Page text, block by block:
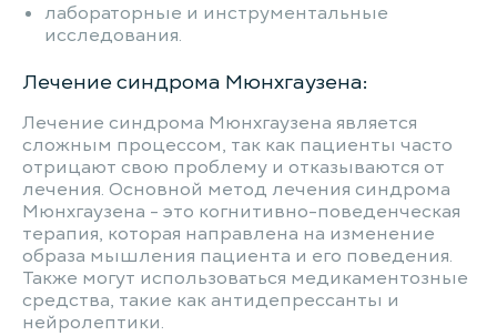
лабораторные и инструментальные
исследования.
Лечение синдрома Мюнхгаузена:
Лечение синдрома Мюнхгаузена является
сложным процессом, так как пациенты часто
отрицают свою проблему и отказываются от
лечения. Основной метод лечения синдрома
Мюнхгаузена - это когнитивно-поведенческая
терапия, которая направлена на изменение
образа мышления пациента и его поведения.
Также могут использоваться медикаментозные
средства, такие как антидепрессанты и
нейролептики.